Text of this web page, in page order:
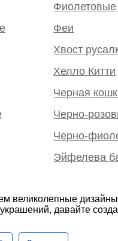
Фиолетовые
Феи
Хвост
Хелло Китти
Черная
Черно-
Черно-
Эйфелева
великолепные
давайте